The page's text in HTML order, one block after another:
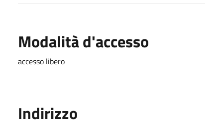
Modalità d'accesso
accesso libero
Indirizzo